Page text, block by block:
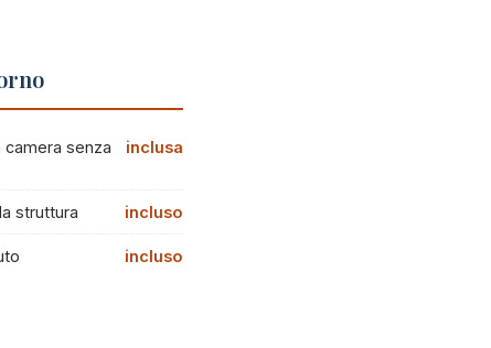
camera senza
inclusa
struttura incluso
incluso